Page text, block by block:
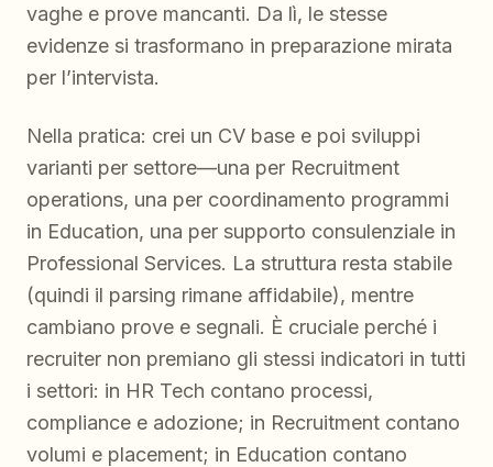
vaghe e prove mancanti. Da lì, le stesse
evidenze si trasformano in preparazione mirata
per l’intervista.
Nella pratica: crei un CV base e poi sviluppi
varianti per settore—una per Recruitment
operations, una per coordinamento programmi
in Education, una per supporto consulenziale in
Professional Services. La struttura resta stabile
(quindi il parsing rimane affidabile), mentre
cambiano prove e segnali. È cruciale perché i
recruiter non premiano gli stessi indicatori in tutti
i settori: in HR Tech contano processi,
compliance e adozione; in Recruitment contano
volumi e placement; in Education contano